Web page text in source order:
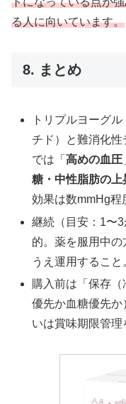
る人に向いています。
8. まとめ
トリプルヨーグ
チド）と難消化
では「高めの血圧
糖・中性脂肪の上
効果は数mmHg程
継続（目安：1〜
的。薬を服用中
うえ運用すること
購入前は「保存
優先か血糖優先
いは賞味期限管理